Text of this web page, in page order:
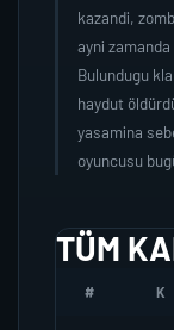
kazandi,
ayni
Bulundugu
haydut
yasamina
oyuncusu
TÜM
# K